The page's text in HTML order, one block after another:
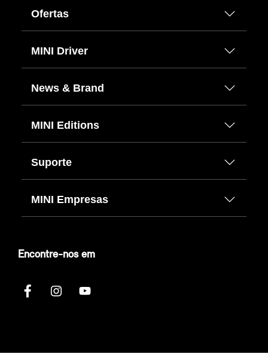
Ofertas
MINI Driver
News & Brand
MINI Editions
Suporte
MINI Empresas
Encontre-nos em